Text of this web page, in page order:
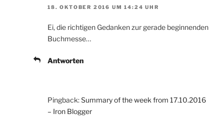
18. OKTOBER 2016 UM 14:24 UHR
Ei, die richtigen Gedanken zur gerade beginnenden
Buchmesse…
Antworten
Pingback:Summary of the week from 17.10.2016
– Iron Blogger